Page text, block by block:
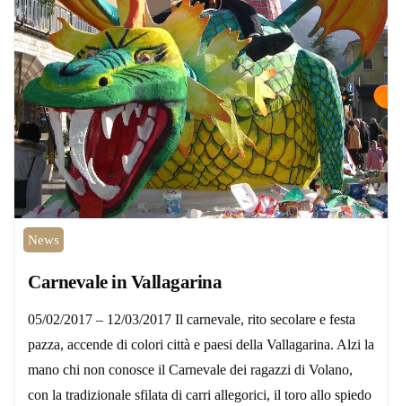
News
Carnevale in Vallagarina
05/02/2017 – 12/03/2017 Il carnevale, rito secolare e festa
pazza, accende di colori città e paesi della Vallagarina. Alzi la
mano chi non conosce il Carnevale dei ragazzi di Volano,
con la tradizionale sfilata di carri allegorici, il toro allo spiedo